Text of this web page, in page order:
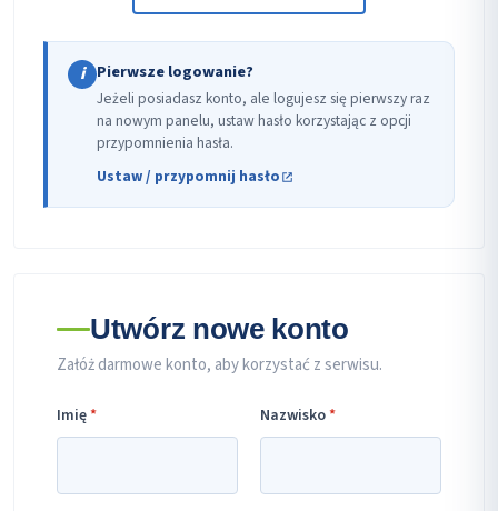
i Pierwsze logowanie?
Jeżeli posiadasz konto, ale logujesz się pierwszy raz
na nowym panelu, ustaw hasło korzystając z opcji
przypomnienia hasła.
Ustaw / przypomnij hasło
Utwórz nowe konto
Załóż darmowe konto, aby korzystać z serwisu.
Imię* Nazwisko*